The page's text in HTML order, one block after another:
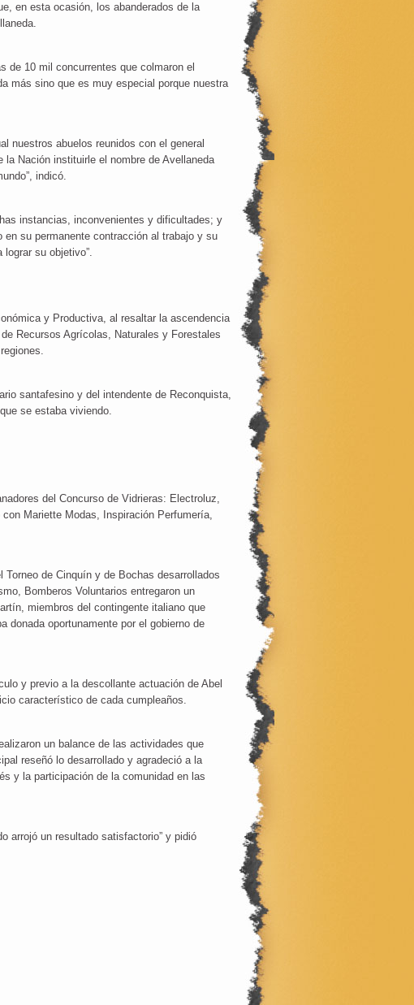
en esta ocasión, los abanderados de la
de 10 mil concurrentes que colmaron el
más sino que es muy especial porque nuestra
nuestros abuelos reunidos con el general
la Nación instituirle el nombre de Avellaneda
indicó.
instancias, inconvenientes y dificultades; y
su permanente contracción al trabajo y su
su objetivo”.
y Productiva, al resaltar la ascendencia
Recursos Agrícolas, Naturales y Forestales
santafesino y del intendente de Reconquista,
se estaba viviendo.
del Concurso de Vidrieras: Electroluz,
Mariette Modas, Inspiración Perfumería,
de Cinquín y de Bochas desarrollados
Bomberos Voluntarios entregaron un
miembros del contingente italiano que
donada oportunamente por el gobierno de
y previo a la descollante actuación de Abel
característico de cada cumpleaños.
un balance de las actividades que
reseñó lo desarrollado y agradeció a la
y la participación de la comunidad en las
arrojó un resultado satisfactorio” y pidió